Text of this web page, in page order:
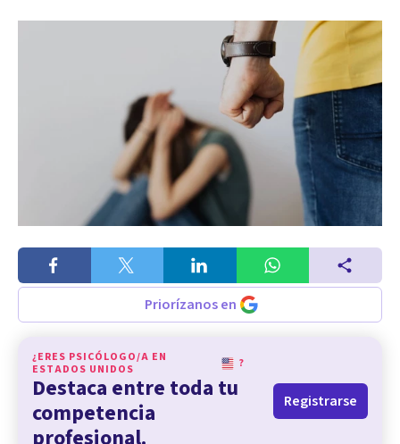
Priorízanos en
¿ERES PSICÓLOGO/A EN
ESTADOS UNIDOS
?
Destaca entre toda tu
competencia
Registrarse